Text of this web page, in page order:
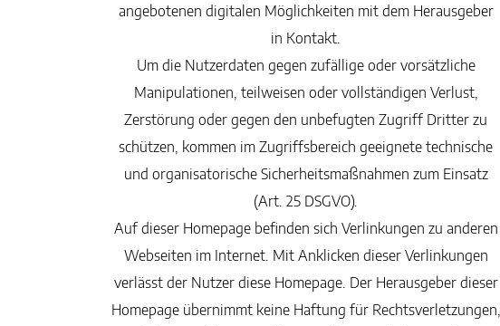
angebotenen digitalen Möglichkeiten mit dem Herausgeber
in Kontakt.
Um die Nutzerdaten gegen zufällige oder vorsätzliche
Manipulationen, teilweisen oder vollständigen Verlust,
Zerstörung oder gegen den unbefugten Zugriff Dritter zu
schützen, kommen im Zugriffsbereich geeignete technische
und organisatorische Sicherheitsmaßnahmen zum Einsatz
(Art. 25 DSGVO).
Auf dieser Homepage befinden sich Verlinkungen zu anderen
Webseiten im Internet. Mit Anklicken dieser Verlinkungen
verlässt der Nutzer diese Homepage. Der Herausgeber dieser
Homepage übernimmt keine Haftung für Rechtsverletzungen,